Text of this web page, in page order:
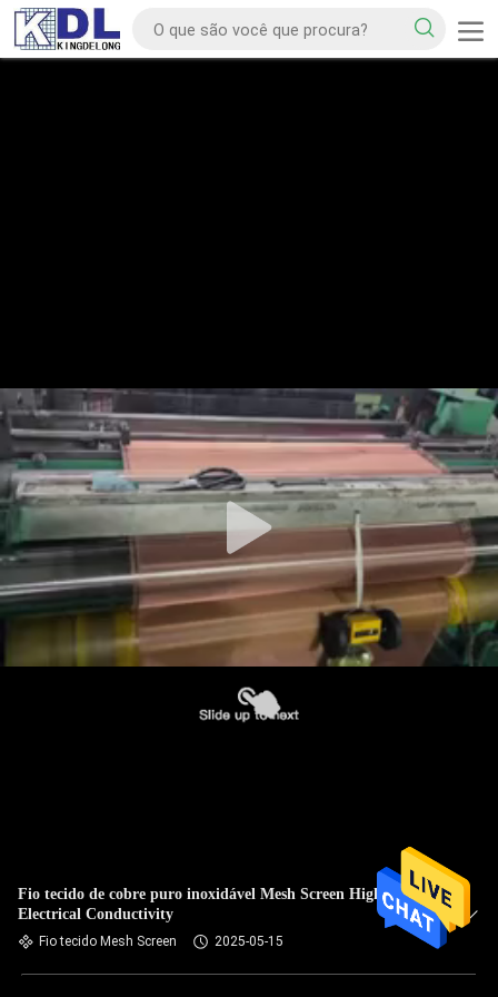
Fio tecido de cobre puro inoxidável Mesh Screen High
Electrical Conductivity
Fio tecido Mesh Screen 2025-05-15